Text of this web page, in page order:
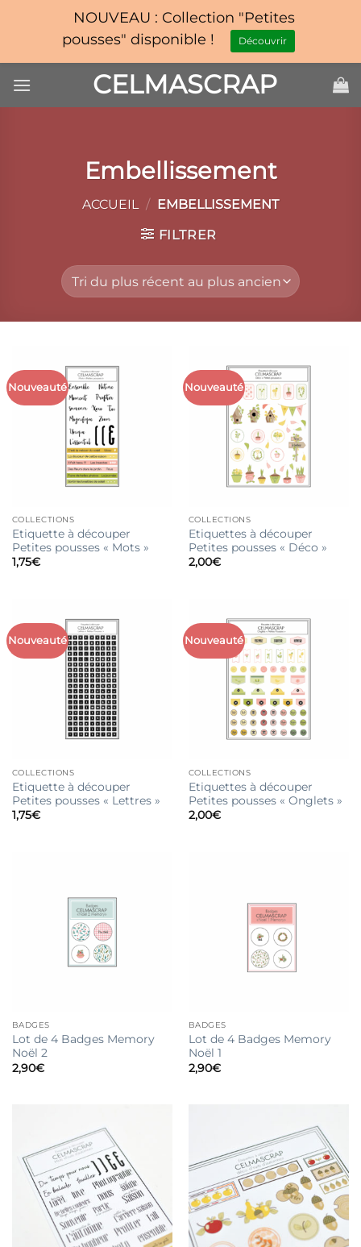
au
contenu
CELMASCRAP
Embellissement
ACCUEIL / EMBELLISSEMENT
FILTRER
Nouveauté
COLLECTIONS
Etiquette à découper
Petites pousses « Mots »
1,75€
Nouveauté
COLLECTIONS
Etiquettes à découper
Petites pousses « Déco »
2,00€
Nouveauté
COLLECTIONS
Etiquette à découper
Petites pousses « Lettres »
1,75€
Nouveauté
COLLECTIONS
Etiquettes à découper
Petites pousses « Onglets »
2,00€
BADGES
Lot de 4 Badges Memory
Noël 2
2,90€
BADGES
Lot de 4 Badges Memory
Noël 1
2,90€
NOUVEAU : Collection "Petites
pousses" disponible !
Découvrir